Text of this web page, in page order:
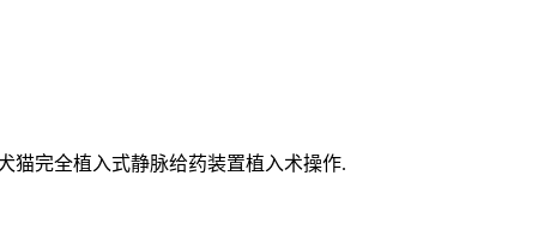
猫完全植入式静脉给药装置植入术操作.